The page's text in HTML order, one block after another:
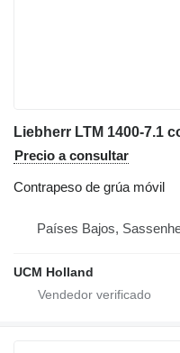
Liebherr LTM 1400-7.1
Precio a consultar
Contrapeso de grúa móvil
Países Bajos,
UCM Holland